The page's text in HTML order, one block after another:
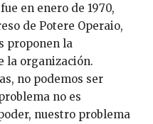
en enero de 1970,
de Potere Operaio,
proponen la
la organización.
no podemos ser
no es
nuestro problema